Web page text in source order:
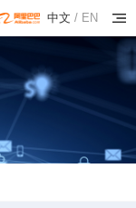
中文 / EN